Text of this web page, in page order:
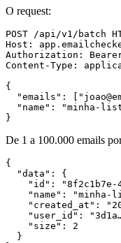
O request:
POST /api/v1/batch
Host:
Authorization:
Content-Type:
{
"emails":
"name": "minha-
De 1 a 100.000 emails
{
  "data": {
"id": "8f2c1b7e-
"name": "minha-
"created_at":
"user_id":
    "size": 2
  }